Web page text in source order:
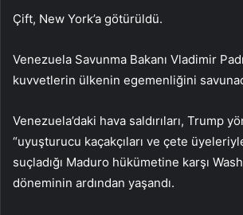
Çift, New York’a götürüldü.
Venezuela Savunma Bakanı Vladimir
kuvvetlerin ülkenin egemenliğini
Venezuela’daki hava saldırıları, Trump
“uyuşturucu kaçakçıları ve çete
suçladığı Maduro hükümetine karşı
döneminin ardından yaşandı.